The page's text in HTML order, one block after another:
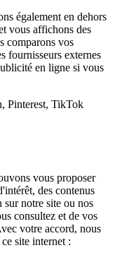
également en dehors
vous affichons des
comparons vos
fournisseurs externes
en ligne si vous
Pinterest, TikTok
vous proposer
des contenus
sur notre site ou nos
consultez et de vos
votre accord, nous
site internet :